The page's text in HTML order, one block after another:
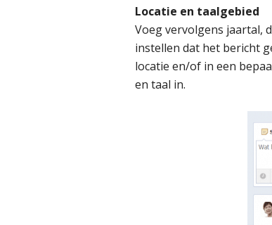
Locatie en taalgebied
Voeg vervolgens jaartal,
instellen dat het bericht
locatie en/of in een
en taal in.